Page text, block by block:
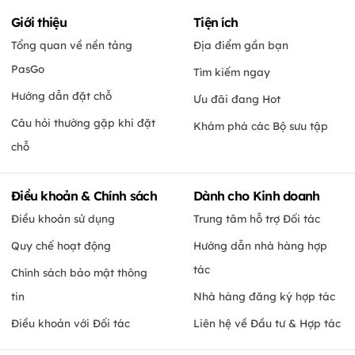
Giới thiệu
Tổng quan về nền tảng
PasGo
Hướng dẫn đặt chỗ
Câu hỏi thường gặp khi đặt
chỗ
Tiện ích
Địa điểm gần bạn
Tìm kiếm ngay
Ưu đãi đang Hot
Khám phá các Bộ sưu tập
Điều khoản & Chính sách
Điều khoản sử dụng
Quy chế hoạt động
Chính sách bảo mật thông
tin
Điều khoản với Đối tác
Dành cho Kinh doanh
Trung tâm hỗ trợ Đối tác
Hướng dẫn nhà hàng hợp
tác
Nhà hàng đăng ký hợp tác
Liên hệ về Đầu tư & Hợp tác